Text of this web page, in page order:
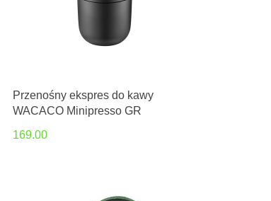
Przenośny ekspres do kawy
WACACO Minipresso GR
169.00